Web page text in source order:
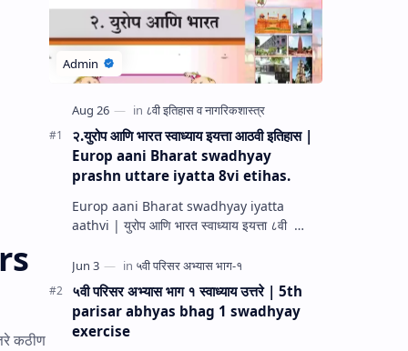
कठीण
२.युरोप आणि भारत स्वाध्याय इयत्ता आठवी इतिहास |
Europ aani Bharat swadhyay
prashn uttare iyatta 8vi etihas.
Europ aani Bharat swadhyay iyatta
aathvi | युरोप आणि भारत स्वाध्याय इयत्ता ८वी
aani Bharat Swadhyay prashn ut…
५वी परिसर अभ्यास भाग १ स्वाध्याय उत्तरे | 5th
parisar abhyas bhag 1 swadhyay
exercise